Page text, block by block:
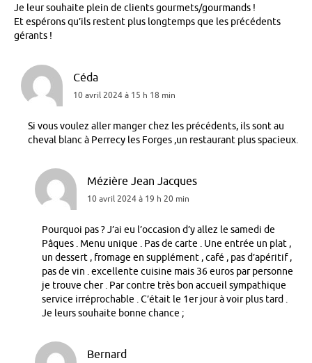
Je leur souhaite plein de clients gourmets/gourmands !
Et espérons qu’ils restent plus longtemps que les précédents
gérants !
Céda
10 avril 2024 à 15 h 18 min
Si vous voulez aller manger chez les précédents, ils sont au
cheval blanc à Perrecy les Forges ,un restaurant plus spacieux.
Mézière Jean Jacques
10 avril 2024 à 19 h 20 min
Pourquoi pas ? J’ai eu l’occasion d’y allez le samedi de
Pâques . Menu unique . Pas de carte . Une entrée un plat ,
un dessert , fromage en supplément , café , pas d’apéritif ,
pas de vin . excellente cuisine mais 36 euros par personne
je trouve cher . Par contre très bon accueil sympathique
service irréprochable . C’était le 1er jour à voir plus tard .
Je leurs souhaite bonne chance ;
Bernard